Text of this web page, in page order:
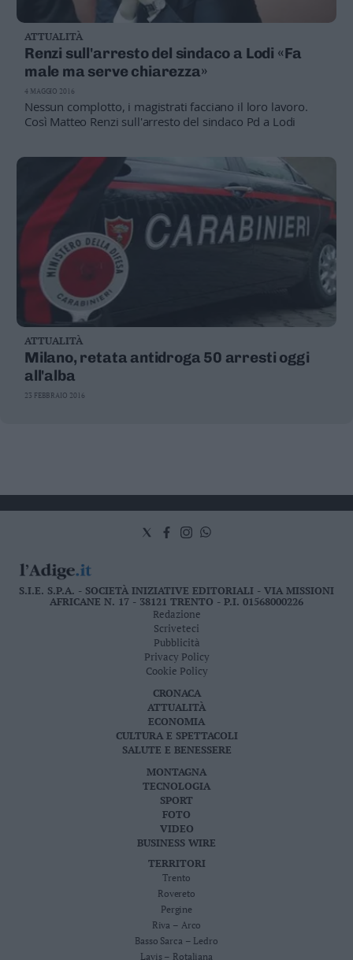
ATTUALITÀ
Renzi sull'arresto del sindaco a Lodi «Fa
male ma serve chiarezza»
Nessun complotto, i magistrati facciano il loro lavoro.
Così Matteo Renzi sull'arresto del sindaco Pd a Lodi
4 MAGGIO 2016
ATTUALITÀ
Milano, retata antidroga 50 arresti oggi
all'alba
23 FEBBRAIO 2016
S.I.E. S.P.A. - SOCIETÀ INIZIATIVE EDITORIALI - VIA MISSIONI
AFRICANE N. 17 - 38121 TRENTO - P.I. 01568000226
Redazione
Scriveteci
Pubblicità
Privacy Policy
Cookie Policy
CRONACA
ATTUALITÀ
ECONOMIA
CULTURA E SPETTACOLI
SALUTE E BENESSERE
MONTAGNA
TECNOLOGIA
SPORT
FOTO
VIDEO
BUSINESS WIRE
TERRITORI
Trento
Rovereto
Pergine
Riva – Arco
Basso Sarca – Ledro
Lavis – Rotaliana